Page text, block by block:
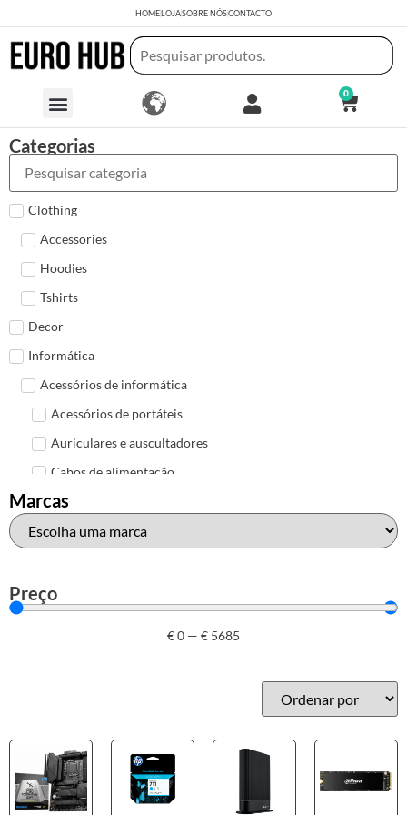
HOMELOJASOBRE NÓSCONTACTO
0
Categorias
Clothing
Accessories
Hoodies
Tshirts
Decor
Informática
Acessórios de informática
Acessórios de portáteis
Auriculares e auscultadores
Cabos de alimentação
Colunas de Som
Hubs
Mais acessórios USB
HP
Outros acessórios de informática
Marcas
Preço
€0 — € 5685